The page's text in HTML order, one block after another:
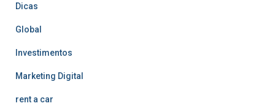
Dicas
Global
Investimentos
Marketing Digital
rent a car